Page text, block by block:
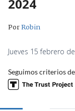
2024
PorRobin
Jueves 15 febrero
Seguimos criterios de